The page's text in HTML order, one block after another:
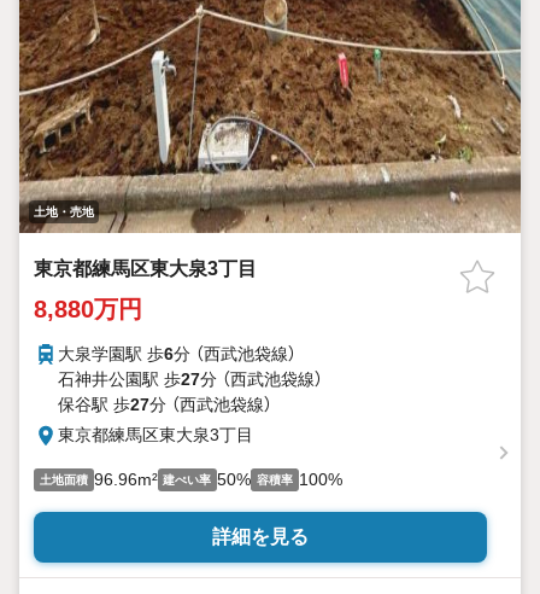
土地・売地
東京都練馬区東大泉3丁目
8,880万円
大泉学園駅 歩6分 （西武池袋線）
石神井公園駅 歩27分 （西武池袋線）
保谷駅 歩27分 （西武池袋線）
東京都練馬区東大泉3丁目
土地面積 96.96m² 建ぺい率 50% 容積率 100%
詳細を見る